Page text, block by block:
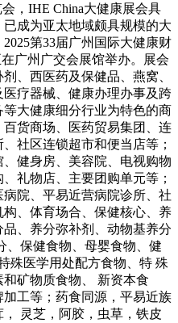
，IHE China大健康展会具
成为亚太地域颇具规模的大
第33届广州国际大健康财
广州广交会展馆举办。展会
、西医药及保健品、燕窝、
疗器械、健康办理办事及跨
大健康细分行业为特色的商
货商场、医药贸易集团、连
社区连锁超市和便当店等；
健身房、美容院、电视购物
礼物店、主要团购单元等；
院、平易近营病院诊所、社
、体育场合、保健核心、养
、养分弥补剂、动物基养分
、保健食物、母婴食物、健
殊医学用处配方食物、特 殊
矿物质食物、 新资本食
工等；药食同源，平易近族
灵芝，阿胶，虫草，铁皮